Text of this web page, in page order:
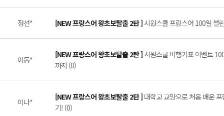
정선* [NEW 프랑스어 왕초보탈출 2탄 ]시원스쿨 프랑스어 100일 챌
이동*
[NEW 프랑스어 왕초보탈출 2탄 ]시원스쿨 비행기표 이벤트
까지 (0)
이나*
[NEW 프랑스어 왕초보탈출 2탄 ] 대학교 교양으로 처음 배운
기! (0)